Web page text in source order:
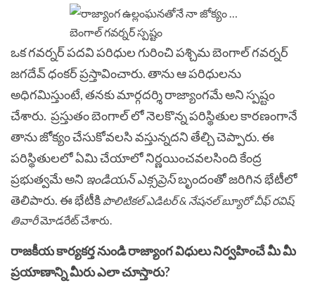
ఒక గవర్నర్ పదవి పరిధుల గురించి పశ్చిమ బెంగాల్ గవర్నర్
జగదేవ్ ధంకర్ ప్రస్తావించారు. తాను ఆ పరిధులను
అధిగమిస్తుంటే, తనకు మార్గదర్శి రాజ్యాంగమే అని స్పష్టం
చేశారు. ప్రస్తుతం బెంగాల్ లో నెలకొన్న పరిస్థితుల కారణంగానే
తాను జోక్యం చేసుకోవలసి వస్తున్నదని తేల్చి చెప్పారు. ఈ
పరిస్థితులలో ఏమి చేయాలో నిర్ణయించవలసింది కేంద్ర
ప్రభుత్వమే అని ఇండియన్ ఎక్సప్రెస్బృందంతో జరిగిన భేటీలో
తెలిపారు. ఈ భేటీకి పొలిటికల్ ఎడిటర్ & నేషనల్ బ్యూరో చీఫ్ రవిష్
తివారీమోడరేట్ చేశారు.
రాజకీయ కార్యకర్త నుండి రాజ్యాంగ విధులు నిర్వహించే మీ మీ
ప్రయాణాన్ని మీరు ఎలా చూస్తారు?